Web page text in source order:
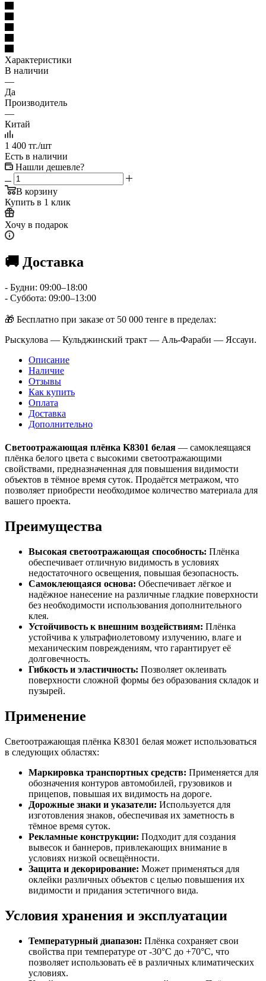
Характеристики
В наличии
—
Да
Производитель
—
Китай
1 400 тг./шт
Есть в наличии
Нашли дешевле?
В корзину
Купить в 1 клик
Хочу в подарок
🚚 Доставка
- Будни: 09:00–18:00
- Суббота: 09:00–13:00
🎁 Бесплатно при заказе от 50 000 тенге в пределах:
Рыскулова — Кульджинский тракт — Аль-Фараби — Яссауи.
Описание
Наличие
Отзывы
Как купить
Оплата
Доставка
Дополнительно
Светоотражающая плёнка K8301 белая — самоклеящаяся
плёнка белого цвета с высокими светоотражающими
свойствами, предназначенная для повышения видимости
объектов в тёмное время суток. Продаётся метражом, что
позволяет приобрести необходимое количество материала для
вашего проекта.
Преимущества
Высокая светоотражающая способность: Плёнка
обеспечивает отличную видимость в условиях
недостаточного освещения, повышая безопасность.
Самоклеющаяся основа: Обеспечивает лёгкое и
надёжное нанесение на различные гладкие поверхности
без необходимости использования дополнительного
клея.
Устойчивость к внешним воздействиям: Плёнка
устойчива к ультрафиолетовому излучению, влаге и
механическим повреждениям, что гарантирует её
долговечность.
Гибкость и эластичность: Позволяет оклеивать
поверхности сложной формы без образования складок и
пузырей.
Применение
Светоотражающая плёнка K8301 белая может использоваться
в следующих областях:
Маркировка транспортных средств: Применяется для
обозначения контуров автомобилей, грузовиков и
прицепов, повышая их видимость на дороге.
Дорожные знаки и указатели: Используется для
изготовления знаков, обеспечивая их заметность в
тёмное время суток.
Рекламные конструкции: Подходит для создания
вывесок и баннеров, привлекающих внимание в
условиях низкой освещённости.
Защита и декорирование: Может применяться для
оклейки различных объектов с целью повышения их
видимости и придания эстетичного вида.
Условия хранения и эксплуатации
Температурный диапазон: Плёнка сохраняет свои
свойства при температуре от -30°C до +70°C, что
позволяет использовать её в различных климатических
условиях.